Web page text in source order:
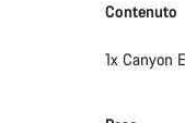
Contenuto
1x Canyon